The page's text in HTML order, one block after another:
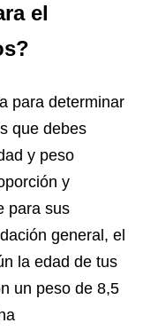
el
para determinar
que debes
y peso
y
para sus
general, el
la edad de tus
un peso de 8,5